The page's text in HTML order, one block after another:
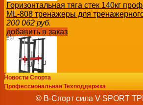
Горизонтальная тяга стек 140кг
ML-808 тренажеры для
200 062 руб.
добавить в заказ
GLT PL76 «Вертикальный жим
екатеринбургспорт доставка vasil
Новости Спорта
Профессиональная Техподдержка
© В-Спорт сила V-SPORT